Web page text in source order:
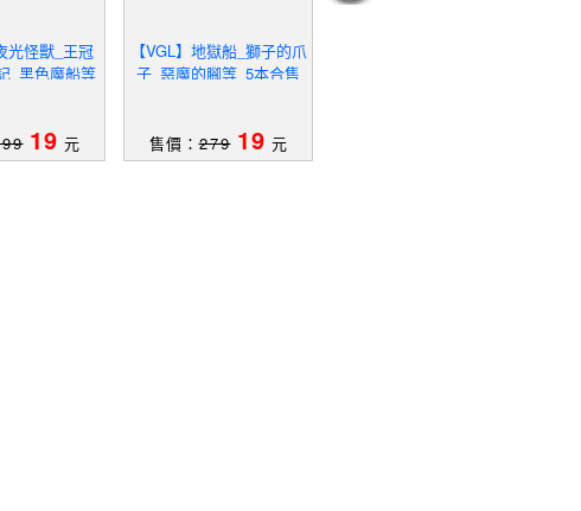
光怪獸_王冠
_黑色魔船等
19 元
【VGL】地獄船_獅子的爪
子_惡魔的腳等_5本合售
售價：279 19 元